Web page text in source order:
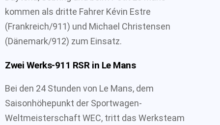
kommen als dritte Fahrer Kévin Estre
(Frankreich/911) und Michael Christensen
(Dänemark/912) zum Einsatz.
Zwei Werks-911 RSR in Le Mans
Bei den 24 Stunden von Le Mans, dem
Saisonhöhepunkt der Sportwagen-
Weltmeisterschaft WEC, tritt das Werksteam